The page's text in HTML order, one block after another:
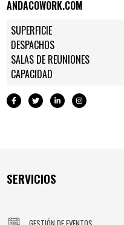
ANDACOWORK.COM
SUPERFICIE
DESPACHOS
SALAS DE REUNIONES
CAPACIDAD
SERVICIOS